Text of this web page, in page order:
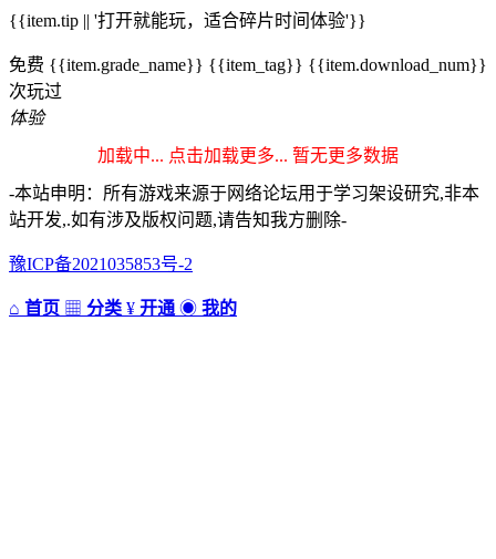
{{item.tip || '打开就能玩，适合碎片时间体验'}}
免费 {{item.grade_name}} {{item_tag}} {{item.download_num}}
次玩过
体验
加载中... 点击加载更多... 暂无更多数据
-本站申明：所有游戏来源于网络论坛用于学习架设研究,非本
站开发,.如有涉及版权问题,请告知我方删除-
豫ICP备2021035853号-2
⌂ 首页 ▦ 分类 ¥ 开通 ◉ 我的